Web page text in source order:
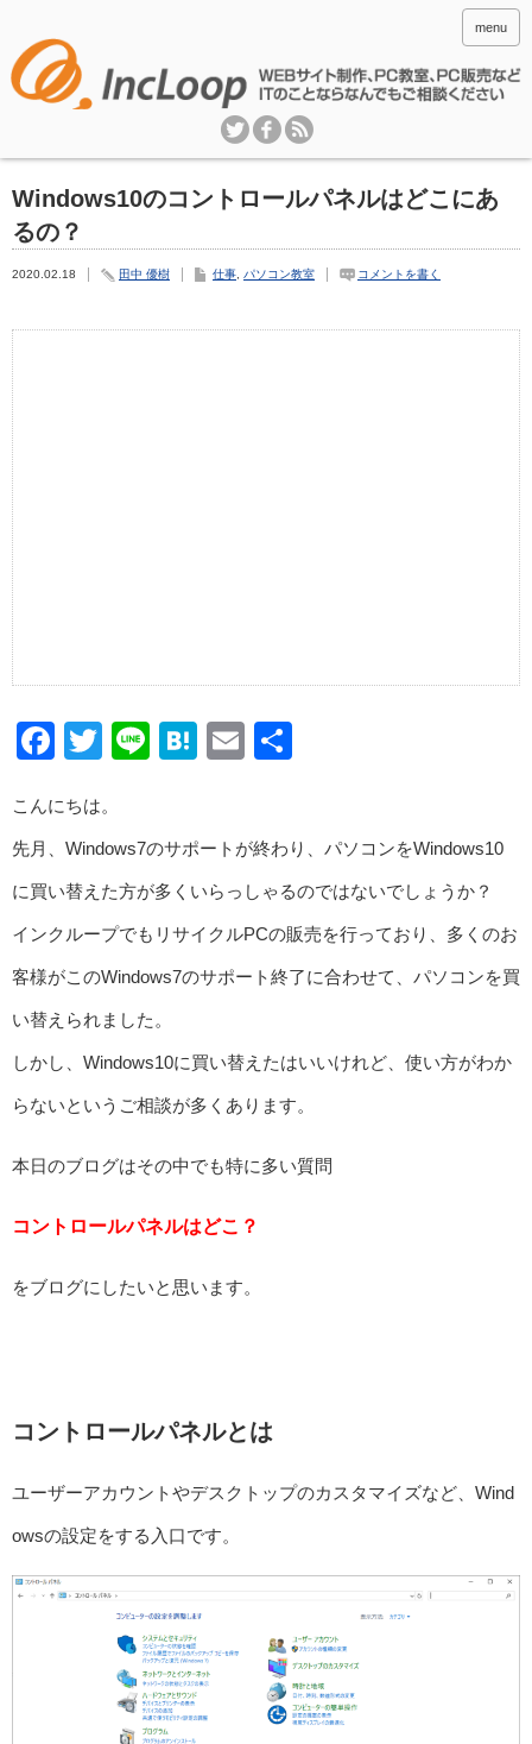
menu
Windows10のコントロールパネルはどこにあ
るの？
2020.02.18 田中 優樹 仕事 パソコン教室 コメントを書く
Facebook
Twitter
LineHatena
Email
こんにちは。
先月、Windows7のサポートが終わり、パソコンをWindows10
に買い替えた方が多くいらっしゃるのではないでしょうか？
インクループでもリサイクルPCの販売を行っており、多くのお
客様がこのWindows7のサポート終了に合わせて、パソコンを買
い替えられました。
しかし、Windows10に買い替えたはいいけれど、使い方がわか
らないというご相談が多くあります。
本日のブログはその中でも特に多い質問
コントロールパネルはどこ？
をブログにしたいと思います。
コントロールパネルとは
ユーザーアカウントやデスクトップのカスタマイズなど、Wind
owsの設定をする入口です。